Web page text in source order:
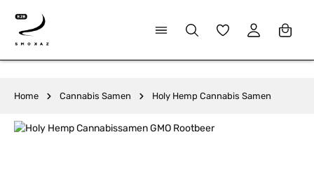
springen
Du hast 0
Home Cannabis Samen Holy Hemp Cannabis Samen
Bildergalerie überspringen